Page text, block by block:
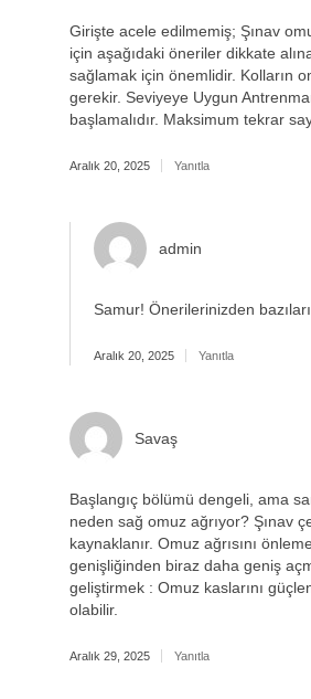
Girişte acele edilmemiş; Şınav
için aşağıdaki öneriler dikkate
sağlamak için önemlidir. Kolların
gerekir. Seviyeye Uygun
başlamalıdır. Maksimum tekrar
Aralık 20, 2025 Yanıtla
admin
Samur! Önerilerinizden
Aralık 20, 2025 Yanıtla
Savaş
Başlangıç bölümü dengeli, ama
neden sağ omuz ağrıyor? Şınav
kaynaklanır. Omuz ağrısını
genişliğinden biraz daha geniş
geliştirmek : Omuz kaslarını
olabilir.
Aralık 29, 2025 Yanıtla